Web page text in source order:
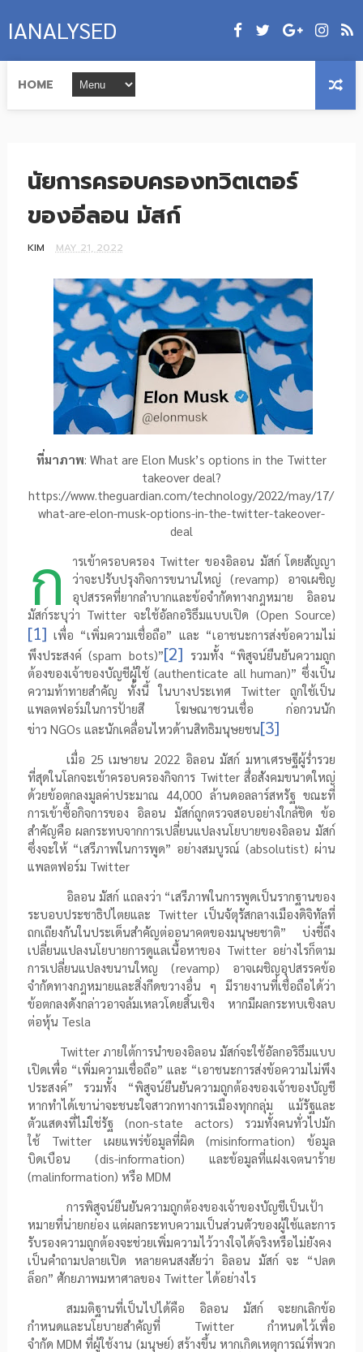
IANALYSED
HOME
นัยการครอบครองทวิตเตอร์
ของอีลอน มัสก์
KIM MAY 21, 2022
ที่มาภาพ: What are Elon Musk’s options in the Twitter
takeover deal?
https://www.theguardian.com/technology/2022/may/17/
what-are-elon-musk-options-in-the-twitter-takeover-
deal
ก ารเข้าครอบครอง Twitter ของอิลอน มัสก์ โดยสัญญา
ว่าจะปรับปรุงกิจการขนานใหญ่ (revamp) อาจเผชิญ
อุปสรรคที่ยากลำบากและข้อจำกัดทางกฎหมาย อิลอน
มัสก์ระบุว่า Twitterจะใช้อัลกอริธึมแบบเปิด (Open Source)
[1] เพื่อ “เพิ่มความเชื่อถือ” และ “เอาชนะการส่งข้อความไม่
พึงประสงค์ (spam bots)”[2] รวมทั้ง “พิสูจน์ยืนยันความถูก
ต้องของเจ้าของบัญชีผู้ใช้ (authenticate all human)” ซึ่งเป็น
ความท้าทายสำคัญ ทั้งนี้ ในบางประเทศ Twitter ถูกใช้เป็น
แพลตฟอร์มในการป้ายสี โฆษณาชวนเชื่อ ก่อกวนนัก
ข่าว NGOs และนักเคลื่อนไหวด้านสิทธิมนุษยชน[3]
เมื่อ 25เมษายน 2022 อิลอน มัสก์ มหาเศรษฐีผู้ร่ำรวย
ที่สุดในโลกจะเข้าครอบครองกิจการ Twitterสื่อสังคมขนาดใหญ่
ด้วยข้อตกลงมูลค่าประมาณ 44,000 ล้านดอลลาร์สหรัฐ ขณะที่
การเข้าซื้อกิจการของ อิลอน มัสก์ถูกตรวจสอบอย่างใกล้ชิด ข้อ
สำคัญคือ ผลกระทบจากการเปลี่ยนแปลงนโยบายของอิลอน มัสก์
ซึ่งจะให้ “เสรีภาพในการพูด” อย่างสมบูรณ์ (absolutist) ผ่าน
แพลตฟอร์ม Twitter
อิลอน มัสก์ แถลงว่า “เสรีภาพในการพูดเป็นรากฐานของ
ระบอบประชาธิปไตยและ Twitterเป็นจัตุรัสกลางเมืองดิจิทัลที่
ถกเถียงกันในประเด็นสำคัญต่ออนาคตของมนุษยชาติ” บ่งชี้ถึง
เปลี่ยนแปลงนโยบายการดูแลเนื้อหาของ Twitter อย่างไรก็ตาม
การเปลี่ยนแปลงขนานใหญ (revamp) อาจเผชิญอุปสรรคข้อ
จำกัดทางกฎหมายและสิ่งกีดขวางอื่น ๆ มีรายงานที่เชื่อถือได้ว่า
ข้อตกลงดังกล่าวอาจล้มเหลวโดยสิ้นเชิง หากมีผลกระทบเชิงลบ
ต่อหุ้น Tesla
Twitterภายใต้การนำของอิลอน มัสก์จะใช้อัลกอริธึมแบบ
เปิดเพื่อ “เพิ่มความเชื่อถือ” และ “เอาชนะการส่งข้อความไม่พึง
ประสงค์” รวมทั้ง “พิสูจน์ยืนยันความถูกต้องของเจ้าของบัญชี
หากทำได้เขาน่าจะชนะใจสาวกทางการเมืองทุกกลุ่ม แม้รัฐและ
ตัวแสดงที่ไม่ใช่รัฐ (non-state actors) รวมทั้งคนทั่วไปมัก
ใช้ Twitter เผยแพร่ข้อมูลที่ผิด (misinformation)ข้อมูล
บิดเบือน (dis-information)และข้อมูลที่แฝงเจตนาร้าย
(malinformation) หรือ MDM
การพิสูจน์ยืนยันความถูกต้องของเจ้าของบัญชีเป็นเป้า
หมายที่น่ายกย่อง แต่ผลกระทบความเป็นส่วนตัวของผู้ใช้และการ
รับรองความถูกต้องจะช่วยเพิ่มความไว้วางใจได้จริงหรือไม่ยังคง
เป็นคำถามปลายเปิด หลายคนสงสัยว่า อิลอน มัสก์ จะ “ปลด
ล็อก” ศักยภาพมหาศาลของ Twitterได้อย่างไร
สมมติฐานที่เป็นไปได้คือ อิลอน มัสก์ จะยกเลิกข้อ
กำหนดและนโยบายสำคัญที่ Twitterกำหนดไว้เพื่อ
จำกัดMDM ที่ผู้ใช้งาน (มนุษย์) สร้างขึ้น หากเกิดเหตุการณ์ที่พวก